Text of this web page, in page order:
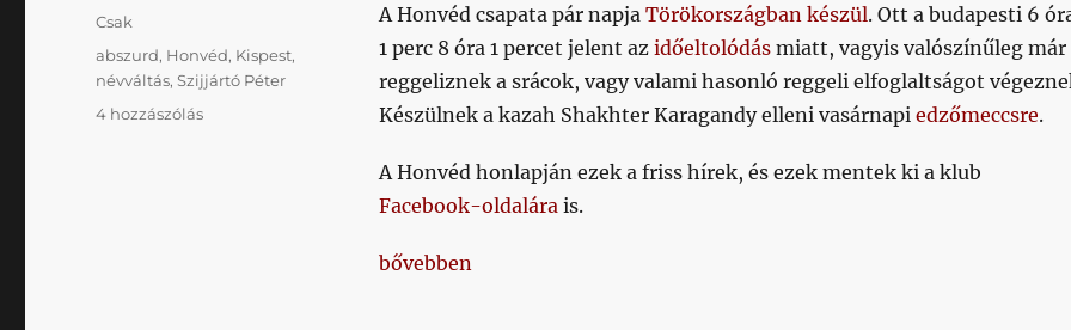
A Honvéd csapata pár napja Törökországban készül. Ott a budapesti 6
1 perc 8 óra 1 percet jelent az időeltolódásmiatt, vagyis valószínűleg már
reggeliznek a srácok, vagy valami hasonló reggeli elfoglaltságot
Készülnek a kazah Shakhter Karagandy elleni vasárnapi edzőmeccsre.
A Honvéd honlapján ezek a friss hírek, és ezek mentek ki a klub
Facebook-oldalára is.
„Ilyen a világon nincs: nem a klub jelenti be, hogy nevet válthat a klub
bővebben
Kategória
Csak
Címke
abszurd, Honvéd, Kispest,
névváltás,Szijjártó Péter
4 hozzászólásIlyen